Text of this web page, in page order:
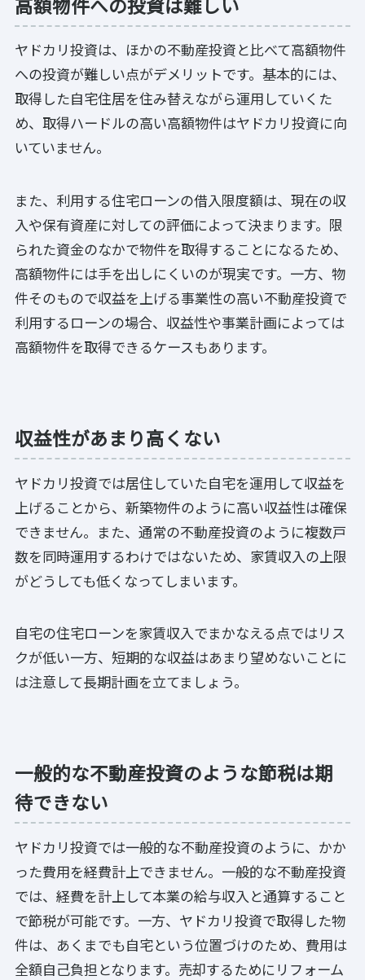
ヤドカリ投資は、ほかの不動産投資と比べて高額物件
への投資が難しい点がデメリットです。基本的には、
取得した自宅住居を住み替えながら運用していくた
め、取得ハードルの高い高額物件はヤドカリ投資に向
いていません。
また、利用する住宅ローンの借入限度額は、現在の収
入や保有資産に対しての評価によって決まります。限
られた資金のなかで物件を取得することになるため、
高額物件には手を出しにくいのが現実です。一方、物
件そのもので収益を上げる事業性の高い不動産投資で
利用するローンの場合、収益性や事業計画によっては
高額物件を取得できるケースもあります。
収益性があまり高くない
ヤドカリ投資では居住していた自宅を運用して収益を
上げることから、新築物件のように高い収益性は確保
できません。また、通常の不動産投資のように複数戸
数を同時運用するわけではないため、家賃収入の上限
がどうしても低くなってしまいます。
自宅の住宅ローンを家賃収入でまかなえる点ではリス
クが低い一方、短期的な収益はあまり望めないことに
は注意して長期計画を立てましょう。
一般的な不動産投資のような節税は期
待できない
ヤドカリ投資では一般的な不動産投資のように、かか
った費用を経費計上できません。一般的な不動産投資
では、経費を計上して本業の給与収入と通算すること
で節税が可能です。一方、ヤドカリ投資で取得した物
件は、あくまでも自宅という位置づけのため、費用は
全額自己負担となります。売却するためにリフォーム